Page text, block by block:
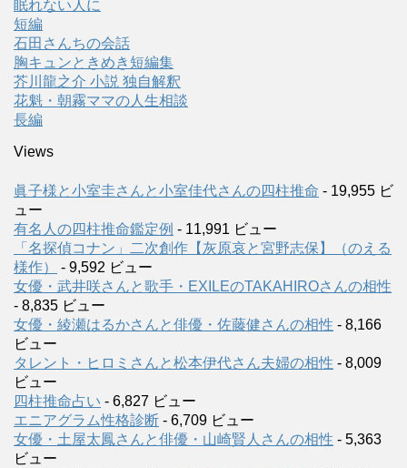
眠れない人に
短編
石田さんちの会話
胸キュンときめき短編集
芥川龍之介 小説 独自解釈
花魁・朝霧ママの人生相談
長編
Views
眞子様と小室圭さんと小室佳代さんの四柱推命 - 19,955 ビ
ュー
有名人の四柱推命鑑定例 - 11,991 ビュー
「名探偵コナン」二次創作【灰原哀と宮野志保】（のえる
様作）
- 9,592 ビュー
女優・武井咲さんと歌手・EXILEのTAKAHIROさんの相性
- 8,835 ビュー
女優・綾瀬はるかさんと俳優・佐藤健さんの相性 - 8,166
ビュー
タレント・ヒロミさんと松本伊代さん夫婦の相性 - 8,009
ビュー
四柱推命占い - 6,827 ビュー
エニアグラム性格診断 - 6,709 ビュー
女優・土屋太鳳さんと俳優・山崎賢人さんの相性 - 5,363
ビュー